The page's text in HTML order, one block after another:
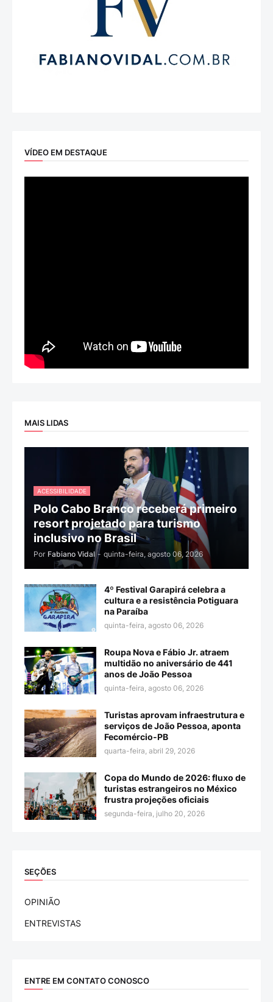
VÍDEO EM DESTAQUE
MAIS LIDAS
ACESSIBILIDADE
Polo Cabo Branco receberá primeiro
resort projetado para turismo
inclusivo no Brasil
Por Fabiano Vidal - quinta-feira, agosto 06, 2026
4º Festival Garapirá celebra a
cultura e a resistência Potiguara
na Paraíba
quinta-feira, agosto 06, 2026
Roupa Nova e Fábio Jr. atraem
multidão no aniversário de 441
anos de João Pessoa
quinta-feira, agosto 06, 2026
Turistas aprovam infraestrutura e
serviços de João Pessoa, aponta
Fecomércio-PB
quarta-feira, abril 29, 2026
Copa do Mundo de 2026: fluxo de
turistas estrangeiros no México
frustra projeções oficiais
segunda-feira, julho 20, 2026
SEÇÕES
OPINIÃO
ENTREVISTAS
ENTRE EM CONTATO CONOSCO